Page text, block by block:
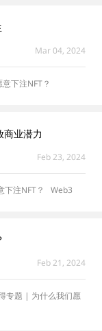
Mar 04, 2024
下注NFT？
商业潜力
Feb 23, 2024
注NFT？ Web3
Feb 21, 2024
专题 | 为什么我们愿